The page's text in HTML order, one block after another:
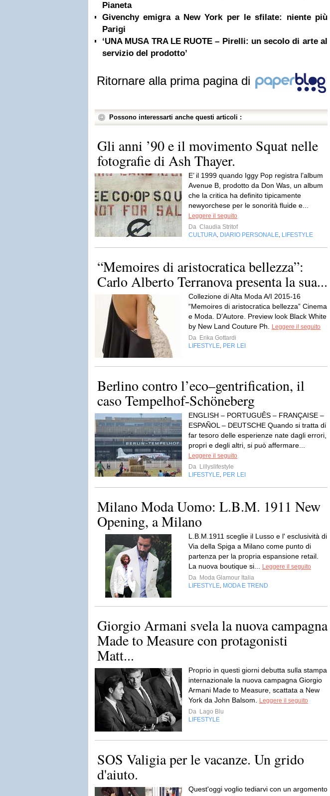
Pianeta
Givenchy emigra a New York per le sfilate: niente più
Parigi
‘UNA MUSA TRA LE RUOTE – Pirelli: un secolo di arte al
servizio del prodotto’
Ritornare alla prima pagina di
Possono interessarti anche questi articoli :
Gli anni ’90 e il movimento Squat nelle
fotografie di Ash Thayer.
E’ il 1999 quando Iggy Pop registra l’album
Avenue B, prodotto da Don Was, un album
che la critica ha definito tipicamente
newyorchese per le sonorità fluide e...
Leggere il seguito
Da Claudia Stritof
CULTURA DIARIO PERSONALE LIFESTYLE
“Memoires di aristocratica bellezza”:
Carlo Alberto Terranova presenta la sua...
Collezione di Alta Moda A/I 2015-16
“Memoires di aristocratica bellezza” Cinema
e Moda. D’Autore. Preview look Black White
by New Land Couture Ph.
Leggere il seguito
Da Erika Gottardi
LIFESTYLE PER LEI
Berlino contro l’eco–gentrification, il
caso Tempelhof-Schöneberg
ENGLISH – PORTUGUÊS – FRANÇAISE –
ESPAÑOL – DEUTSCHE Quando si tratta di
far tesoro delle esperienze nate dagli errori,
propri e degli altri, si può affermare...
Leggere il seguito
Da Lillyslifestyle
LIFESTYLE PER LEI
Milano Moda Uomo: L.B.M. 1911 New
Opening, a Milano
L.B.M.1911 sceglie il Lusso e l' esclusività di
Via della Spiga a Milano come punto di
partenza per la propria espansione retail.
La nuova boutique si...
Leggere il seguito
Da Moda Glamour Italia
LIFESTYLE MODA E TREND
Giorgio Armani svela la nuova campagna
Made to Measure con protagonisti
Matt...
Proprio in questi giorni debutta sulla stampa
internazionale la nuova campagna Giorgio
Armani Made to Measure, scattata a New
York da John Balsom.
Leggere il seguito
Da Lago Blu
LIFESTYLE
SOS Valigia per le vacanze. Un grido
d'aiuto.
Quest'oggi voglio tediarvi con un argomento